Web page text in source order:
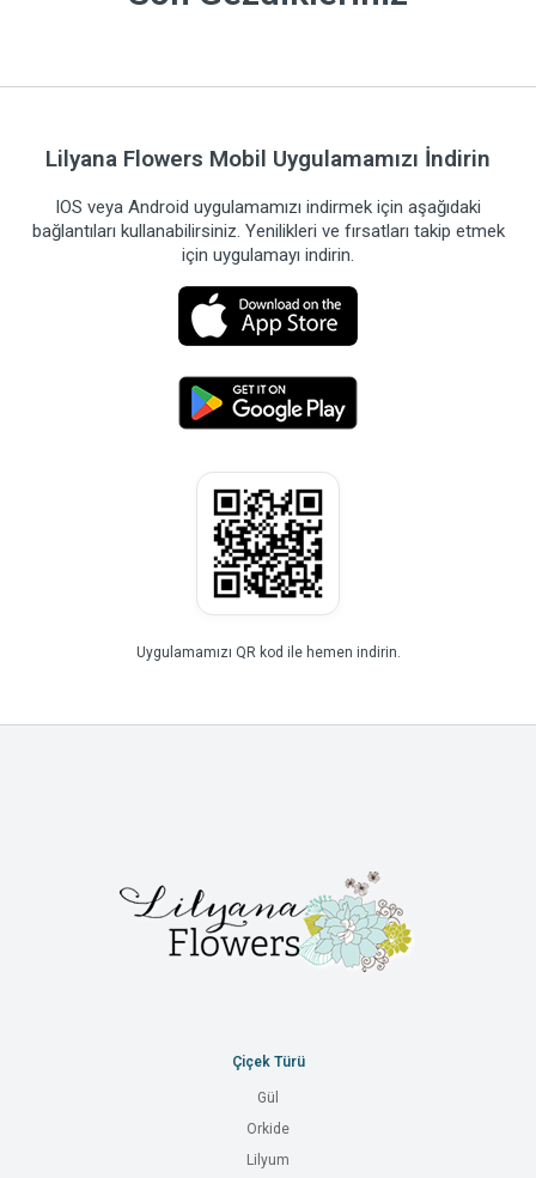
Lilyana Flowers Mobil Uygulamamızı İndirin
IOS veya Android uygulamamızı indirmek için aşağıdaki
bağlantıları kullanabilirsiniz. Yenilikleri ve fırsatları takip etmek
için uygulamayı indirin.
Uygulamamızı QR kod ile hemen indirin.
Çiçek Türü
Gül
Orkide
Lilyum